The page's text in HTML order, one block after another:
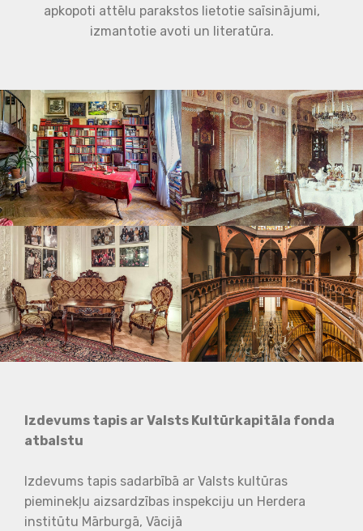
apkopoti attēlu parakstos lietotie saīsinājumi,
izmantotie avoti un literatūra.
Izdevums tapis ar Valsts Kultūrkapitāla fonda
atbalstu
Izdevums tapis sadarbībā ar Valsts kultūras
pieminekļu aizsardzības inspekciju un Herdera
institūtu Mārburgā, Vācijā